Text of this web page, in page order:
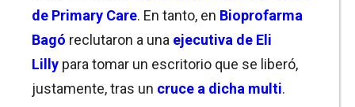
de Primary Care. En tanto, en Bioprofarma
Bagó reclutaron a una ejecutiva de Eli
Lilly para tomar un escritorio que se liberó,
justamente, tras un cruce a dicha multi.